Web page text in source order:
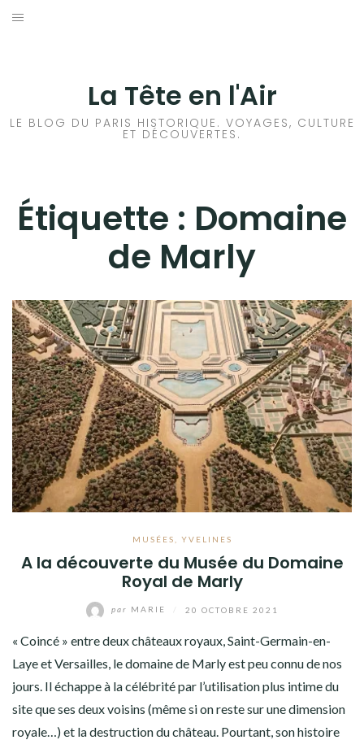
Aller
La Tête en l'Air
LE BLOG DU PARIS HISTORIQUE. VOYAGES, CULTURE
ET DÉCOUVERTES.
Étiquette : Domaine
de Marly
MUSÉES YVELINES
A la découverte du Musée du Domaine
Royal de Marly
par MARIE 20 OCTOBRE 2021
« Coincé » entre deux châteaux royaux, Saint-Germain-en-
Laye et Versailles, le domaine de Marly est peu connu de nos
jours. Il échappe à la célébrité par l’utilisation plus intime du
site que ses deux voisins (même si on reste sur une dimension
royale…) et la destruction du château. Pourtant, son histoire
HISTOIRES EN ILE DE FRANCE
VOYAGES À L’ÉTRANGER